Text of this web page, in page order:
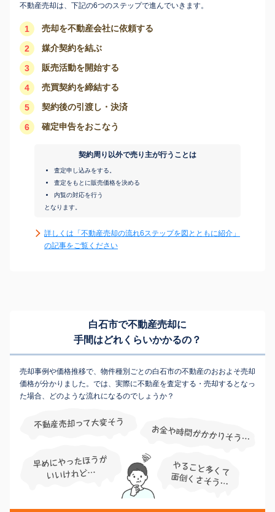
不動産売却は、下記の6つのステップで進んでいきます。
1 売却を不動産会社に依頼する
2 媒介契約を結ぶ
3 販売活動を開始する
4 売買契約を締結する
5 契約後の引渡し・決済
6 確定申告をおこなう
契約周り以外で売り主が行うことは
査定申し込みをする。
査定をもとに販売価格を決める
内覧の対応を行う
となります。
詳しくは「不動産売却の流れ6ステップを図とともに紹介」
の記事をご覧ください
白石市で不動産売却に
手間はどれくらいかかるの？
売却事例や価格推移で、物件種別ごとの白石市の不動産のおおよそ売却
価格が分かりました。では、実際に不動産を査定する・売却するとなっ
た場合、どのような流れになるのでしょうか？